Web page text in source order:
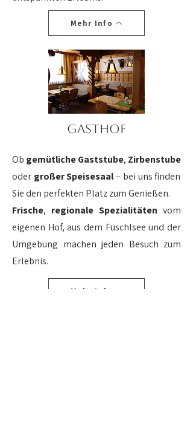
Mehr Info
Gasthof
Ob gemütlicheGaststube, Zirbenstube
oder großerSpeisesaal– bei uns finden
Sie den perfekten Platz zum Genießen.
Frische, regionale Spezialitäten vom
eigenen Hof, aus dem Fuschlsee und der
Umgebung machen jeden Besuch zum
Erlebnis.
Mehr Info